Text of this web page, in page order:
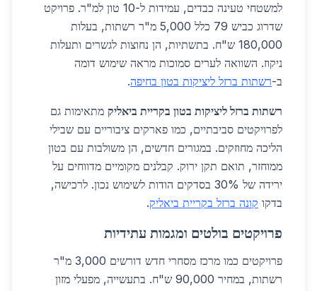
למשטחי טעינה כבדים, עמידות ל-10 טון למ"ר. פרויקט
שדרוג כביש 79 כלל 5,000 מ"ר רשתות, בעלות
180,000 ש"ח. בתשתיות, הן נחוצות לגשרים ותעלות
ניקוז. השוואה לערים סמוכות מראה שימוש דומה
ב-רשתות ברזל ליציקות בטון בחיפה.
רשתות ברזל ליציקות בטון בקריית ביאליק מתאימות גם
לפרויקטים סביבתיים, כמו פארקים ציבוריים עם שבילי
הליכה מחוזקים. במגורים חדשים, הן משולבות עם בטון
ממוחזר, תואם תקן ירוק. קבלנים מקומיים מדווחים על
ירידה של 30% בסדקים הודות לשימוש נכון. לרכישה,
בדקו קונה ברזל בקריית ביאליק.
פרויקטים בולטים ומגמות עתידיות
פרויקטים כמו מרכז מסחרי חדש דורשים 3,000 מ"ר
רשתות, במחיר 90,000 ש"ח. בתעשייה, מפעלי מזון